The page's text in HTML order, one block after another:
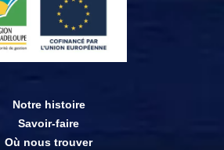
Notre histoire
Savoir-faire
Où nous trouver